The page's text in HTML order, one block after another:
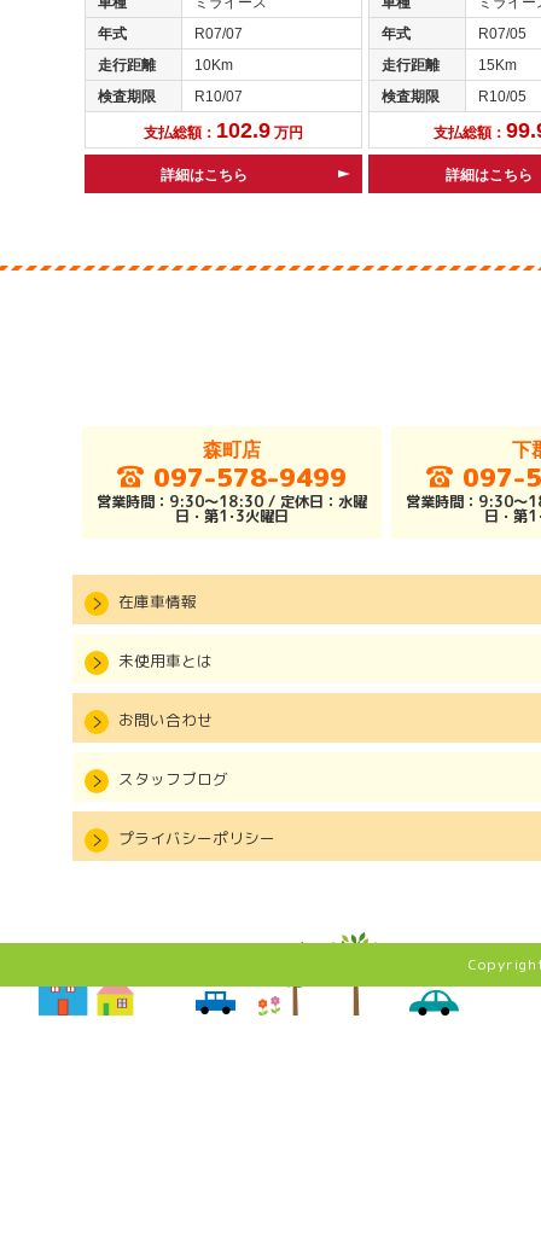
年式
R07/07
走行距離
10Km
検査期限
R10/07
支払総額： 102.9 万円
詳細はこちら
年式
R07/05
走行距離
15Km
検査期限
R10/05
支払総額：
詳細はこちら
森町店
097-578-9499
営業時間：9:30～18:30 / 定休日：水曜
日・第1･3火曜日
下
097-
営業時間：9:30～
日・第
在庫車情報
未使用車とは
お問い合わせ
スタッフブログ
プライバシーポリシー